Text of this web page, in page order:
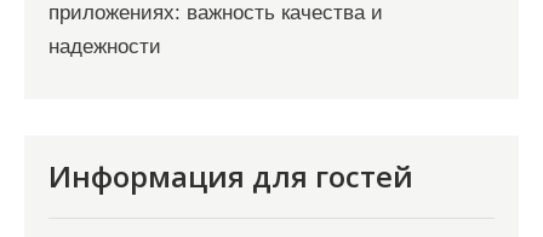
приложениях: важность качества и
надежности
Информация для гостей